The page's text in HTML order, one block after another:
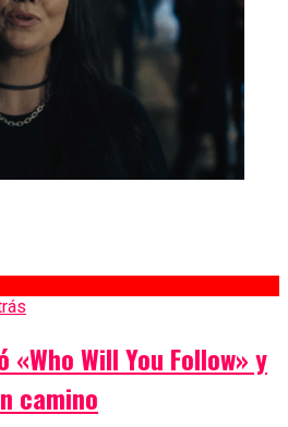
«Who Will You Follow» y
camino